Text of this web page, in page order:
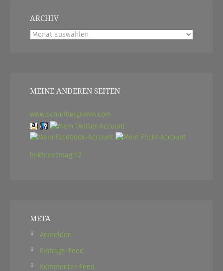
ARCHIV
Archiv
MEINE ANDEREN SEITEN
www.schreibergrimm.com
linktr.ee/mag112
META
Anmelden
Eintrags-Feed
Kommentar-Feed